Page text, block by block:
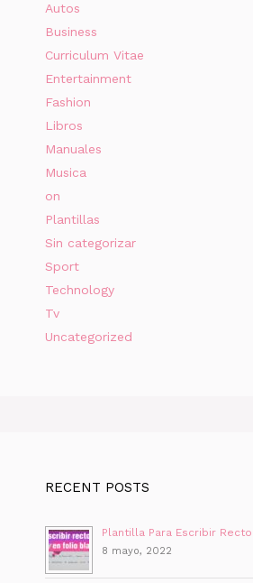
Autos
Business
Curriculum Vitae
Entertainment
Fashion
Libros
Manuales
Musica
on
Plantillas
Sin categorizar
Sport
Technology
Tv
Uncategorized
RECENT POSTS
Plantilla Para Escribir Recto
8 mayo, 2022